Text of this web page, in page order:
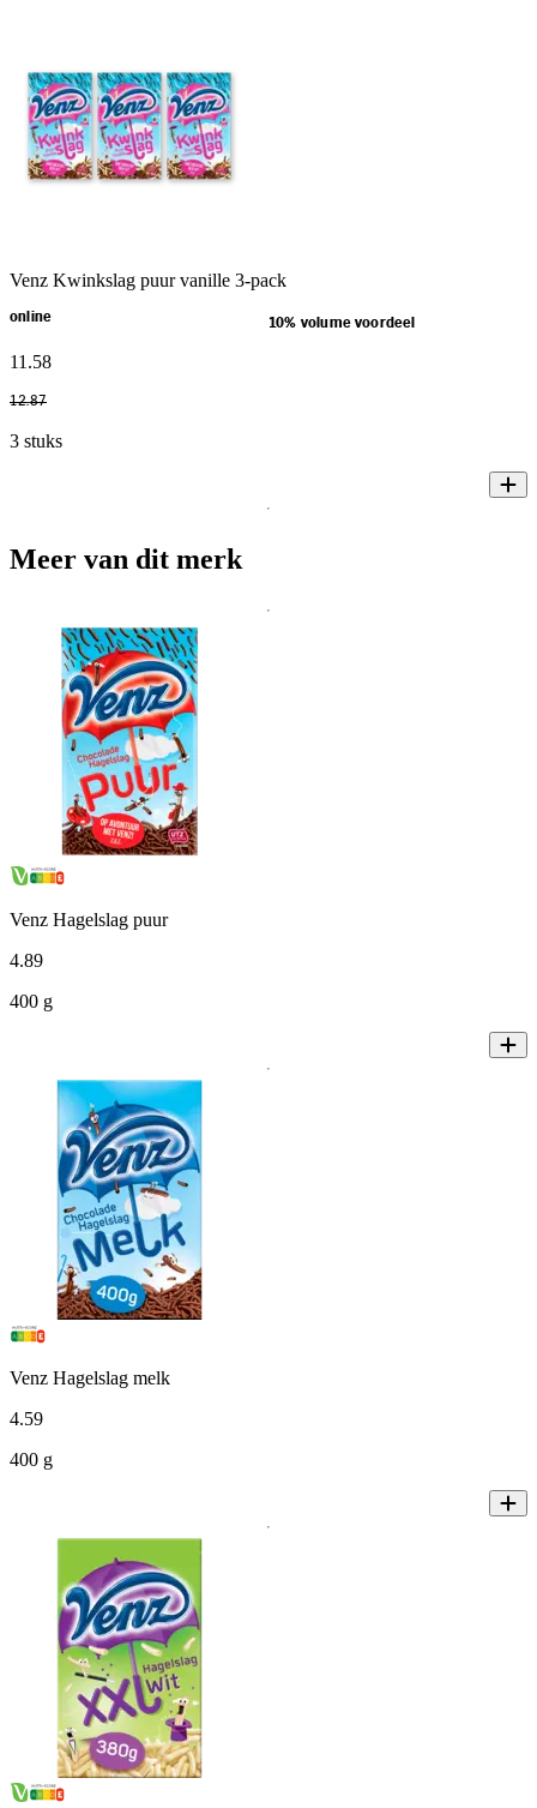
Venz Kwinkslag puur vanille 3-pack
online 10% volume voordeel
11 .58
12.87
3 stuks
Meer van dit merk
Venz Hagelslag puur
4.89
400 g
Venz Hagelslag melk
4.59
400 g